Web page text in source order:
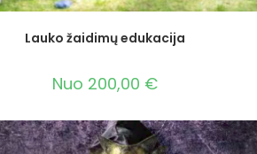
Lauko žaidimų edukacija
Nuo 200,00 €